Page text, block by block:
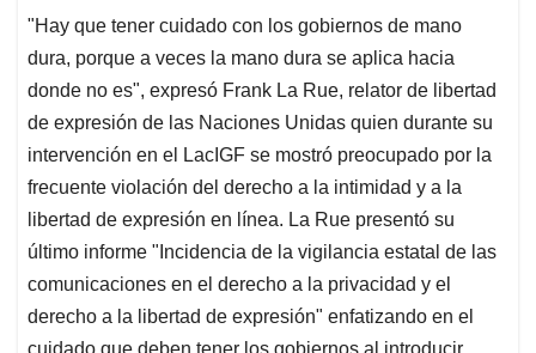
"Hay que tener cuidado con los gobiernos de mano
dura, porque a veces la mano dura se aplica hacia
donde no es", expresó Frank La Rue, relator de libertad
de expresión de las Naciones Unidas quien durante su
intervención en el LacIGF se mostró preocupado por la
frecuente violación del derecho a la intimidad y a la
libertad de expresión en línea. La Rue presentó su
último informe "Incidencia de la vigilancia estatal de las
comunicaciones en el derecho a la privacidad y el
derecho a la libertad de expresión" enfatizando en el
cuidado que deben tener los gobiernos al introducir